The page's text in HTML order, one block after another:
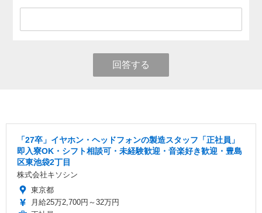
回答する
「27卒」イヤホン・ヘッドフォンの製造スタッフ「正社員」
即入寮OK・シフト相談可・未経験歓迎・音楽好き歓迎・豊島
区東池袋2丁目
株式会社キソシン
東京都
月給25万2,700円～32万円